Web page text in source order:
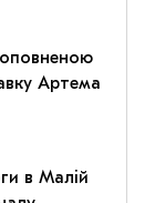
Артема
в Малій